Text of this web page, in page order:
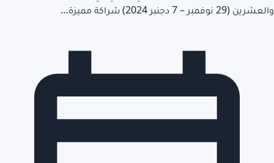
والعشرين (29 نوفمبر – 7 دجنبر 2024) شراكة مميزة…